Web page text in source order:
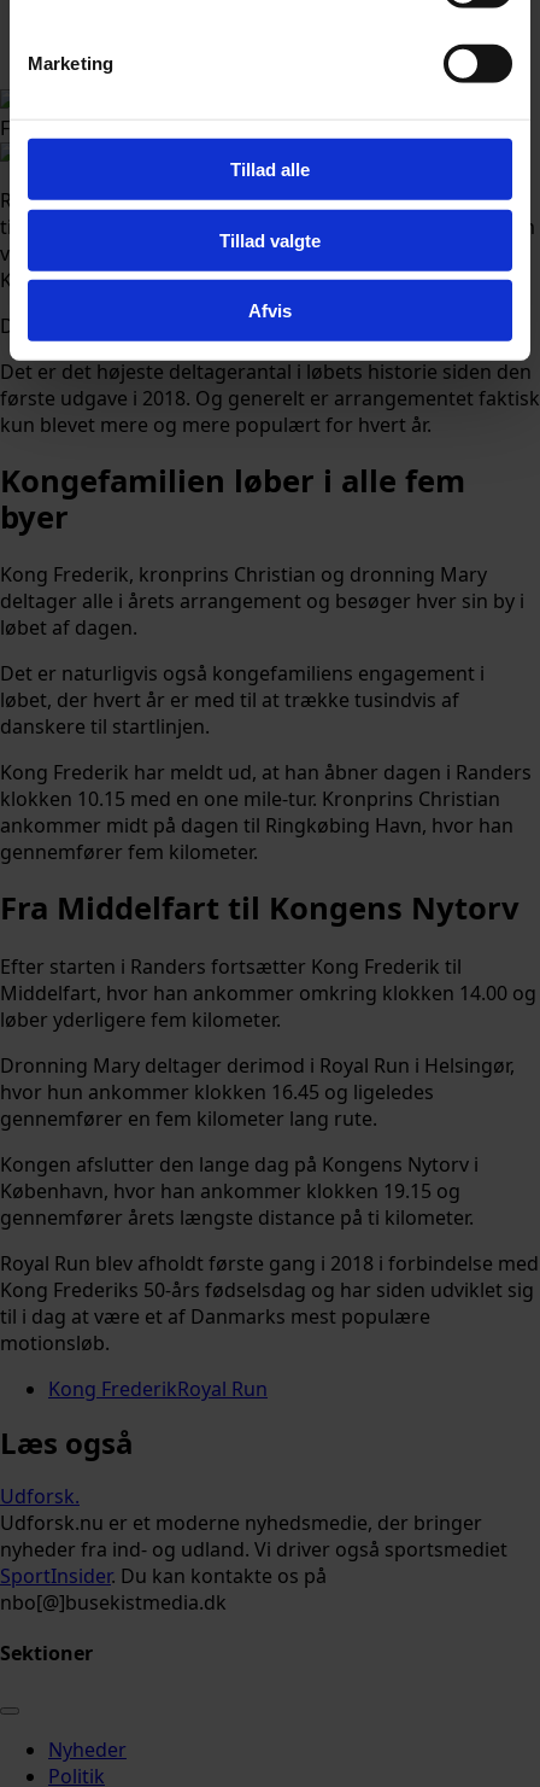
Marketing
Tillad alle
Tillad valgte
Afvis
Udgivet:
Foto: Marek Szandurski / Shutterstock.com
Royal Run sætter rekord i år. 112.450 deltagere har nemlig
tilmeldt sig årets løbefest, der afvikles 2. pinsedag i de fem
værtsbyer Randers, Ringkøbing, Middelfart, Helsingør og
København/Frederiksberg.
Det oplyser kongehuset på sin hjemmeside ifølge
Det er det højeste deltagerantal i løbets historie siden den
første udgave i 2018. Og generelt er arrangementet faktisk
kun blevet mere og mere populært for hvert år.
Kongefamilien løber i alle fem
byer
Kong Frederik, kronprins Christian og dronning Mary
deltager alle i årets arrangement og besøger hver sin by i
løbet af dagen.
Det er naturligvis også kongefamiliens engagement i
løbet, der hvert år er med til at trække tusindvis af
danskere til startlinjen.
Kong Frederik har meldt ud, at han åbner dagen i Randers
klokken 10.15 med en one mile-tur. Kronprins Christian
ankommer midt på dagen til Ringkøbing Havn, hvor han
gennemfører fem kilometer.
Fra Middelfart til Kongens Nytorv
Efter starten i Randers fortsætter Kong Frederik til
Middelfart, hvor han ankommer omkring klokken 14.00 og
løber yderligere fem kilometer.
Dronning Mary deltager derimod i Royal Run i Helsingør,
hvor hun ankommer klokken 16.45 og ligeledes
gennemfører en fem kilometer lang rute.
Kongen afslutter den lange dag på Kongens Nytorv i
København, hvor han ankommer klokken 19.15 og
gennemfører årets længste distance på ti kilometer.
Royal Run blev afholdt første gang i 2018 i forbindelse med
Kong Frederiks 50-års fødselsdag og har siden udviklet sig
til i dag at være et af Danmarks mest populære
motionsløb.
Kong FrederikRoyal Run
Læs også
Udforsk.
Udforsk.nu er et moderne nyhedsmedie, der bringer
nyheder fra ind- og udland. Vi driver også sportsmediet
SportInsider. Du kan kontakte os på
nbo[@]busekistmedia.dk
Sektioner
Nyheder
Politik